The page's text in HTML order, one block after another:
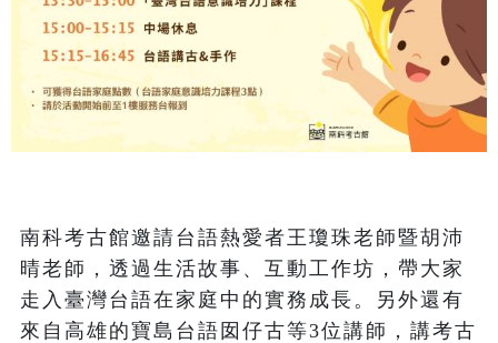
南科考古館邀請台語熱愛者王瓊珠老師暨胡沛
晴老師，透過生活故事、互動工作坊，帶大家
走入臺灣台語在家庭中的實務成長。另外還有
來自高雄的寶島台語囡仔古等3位講師，講考古